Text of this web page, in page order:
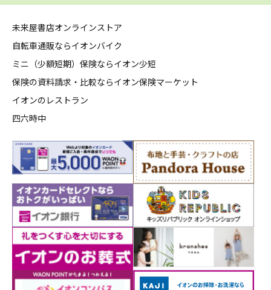
未来屋書店オンラインストア
自転車通販ならイオンバイク
ミニ（少額短期）保険ならイオン少短
保険の資料請求・比較ならイオン保険マーケット
イオンのレストラン
四六時中